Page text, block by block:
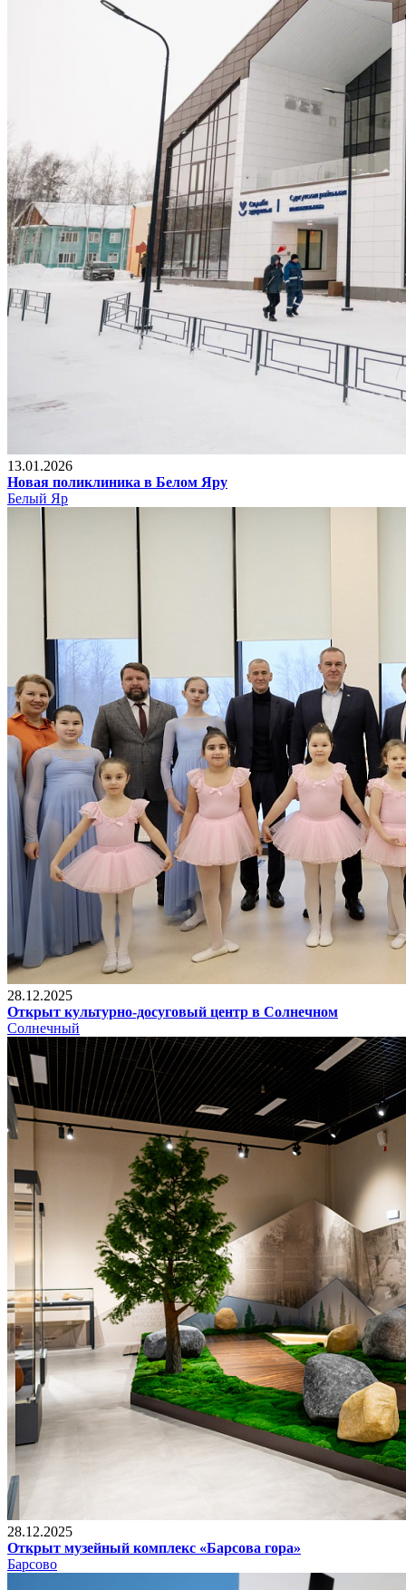
13.01.2026
Новая поликлиника в Белом Яру
Белый Яр
28.12.2025
Открыт культурно-досуговый центр в Солнечном
Солнечный
28.12.2025
Открыт музейный комплекс «Барсова гора»
Барсово